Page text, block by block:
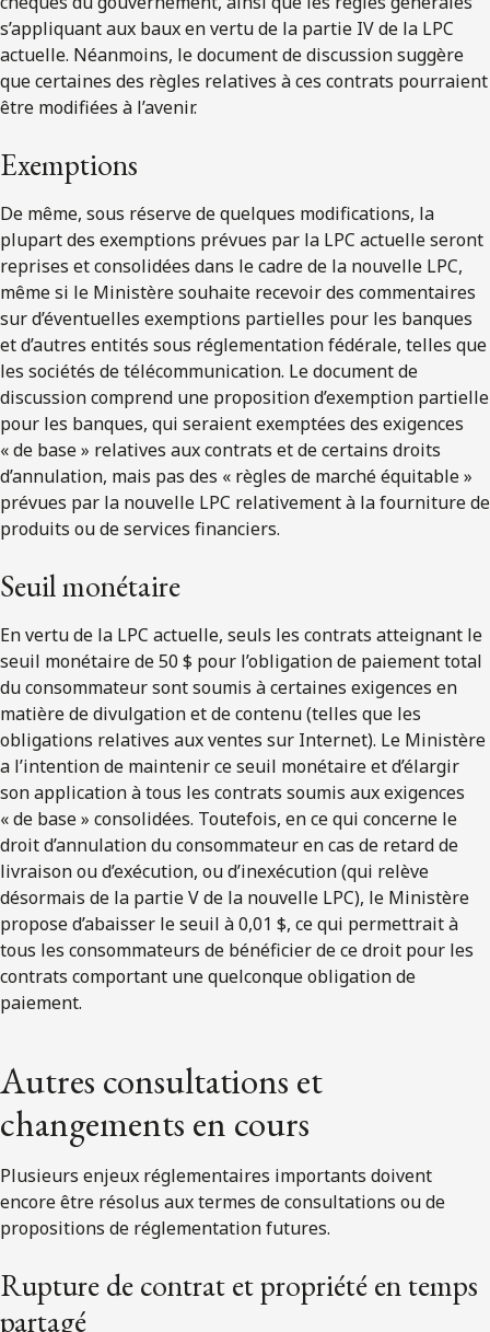
s’appliquant aux baux en vertu de la partie IV de la LPC
actuelle. Néanmoins, le document de discussion suggère
que certaines des règles relatives à ces contrats pourraient
être modifiées à l’avenir.
Exemptions
De même, sous réserve de quelques modifications, la
plupart des exemptions prévues par la LPC actuelle seront
reprises et consolidées dans le cadre de la nouvelle LPC,
même si le Ministère souhaite recevoir des commentaires
sur d’éventuelles exemptions partielles pour les banques
et d’autres entités sous réglementation fédérale, telles que
les sociétés de télécommunication. Le document de
discussion comprend une proposition d’exemption partielle
pour les banques, qui seraient exemptées des exigences
« de base » relatives aux contrats et de certains droits
d’annulation, mais pas des « règles de marché équitable »
prévues par la nouvelle LPC relativement à la fourniture de
produits ou de services financiers.
Seuil monétaire
En vertu de la LPC actuelle, seuls les contrats atteignant le
seuil monétaire de 50 $ pour l’obligation de paiement total
du consommateur sont soumis à certaines exigences en
matière de divulgation et de contenu (telles que les
obligations relatives aux ventes sur Internet). Le Ministère
a l’intention de maintenir ce seuil monétaire et d’élargir
son application à tous les contrats soumis aux exigences
« de base » consolidées. Toutefois, en ce qui concerne le
droit d’annulation du consommateur en cas de retard de
livraison ou d’exécution, ou d’inexécution (qui relève
désormais de la partie V de la nouvelle LPC), le Ministère
propose d’abaisser le seuil à 0,01 $, ce qui permettrait à
tous les consommateurs de bénéficier de ce droit pour les
contrats comportant une quelconque obligation de
paiement.
Autres consultations et
changements en cours
Plusieurs enjeux réglementaires importants doivent
encore être résolus aux termes de consultations ou de
propositions de réglementation futures.
Rupture de contrat et propriété en temps
partagé